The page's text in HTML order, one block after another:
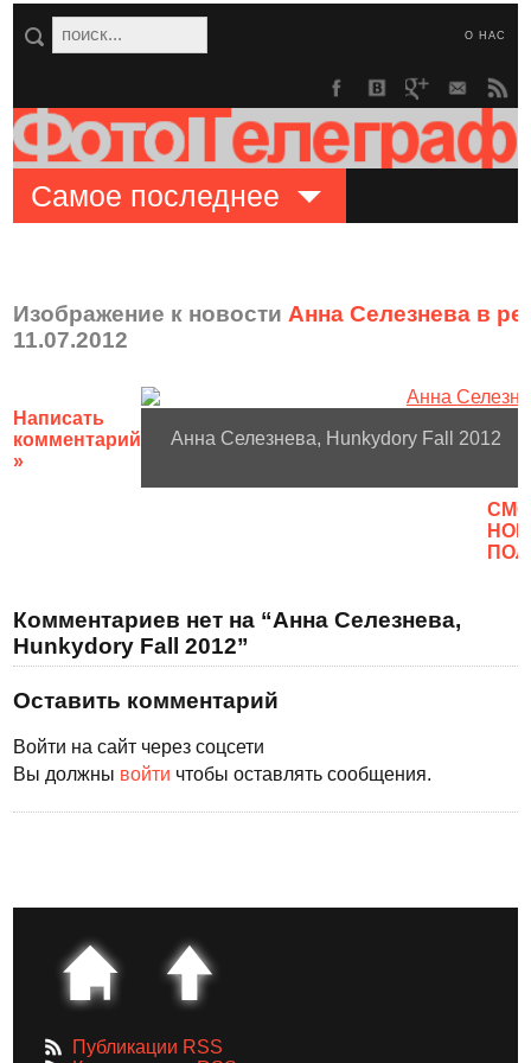
О НАС
Самое последнее
Изображение к новости Анна Селезнева в
11.07.2012
Написать
комментарий
»
Анна Селезнева, Hunkydory Fall 2012
Комментариев нет на “Анна Селезнева,
Hunkydory Fall 2012”
Оставить комментарий
Войти на сайт через соцсети
Вы должны войти чтобы оставлять сообщения.
Публикации RSS